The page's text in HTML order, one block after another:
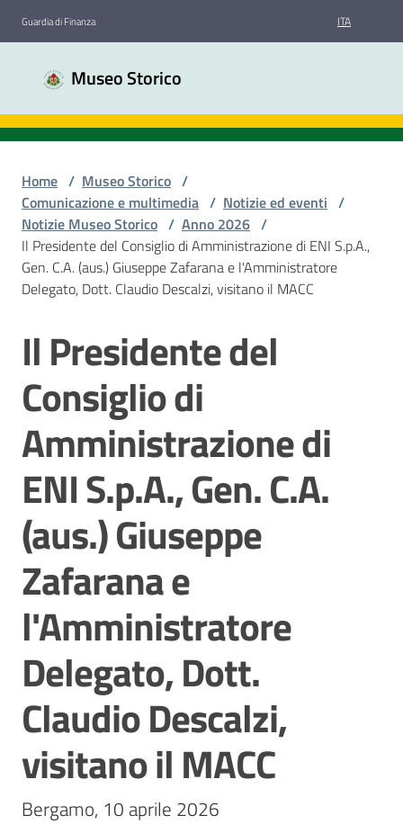
Guardia di Finanza ITA
Museo Storico
Storico
Guardia
di
Chi
siamo
espositive
Comunicazione
e
multimedia
Amministrazione
trasparente
Chi siamo
Cosa facciamo
Comunicazione
e media
Home / Museo Storico /
Comunicazione e multimedia / Notizie ed eventi /
Notizie Museo Storico / Anno 2026 /
Il Presidente del Consiglio di Amministrazione di ENI S.p.A.,
Gen. C.A. (aus.) Giuseppe Zafarana e l'Amministratore
Delegato, Dott. Claudio Descalzi, visitano il MACC
Salta al contenuto
Il Presidente del
Consiglio di
Amministrazione di
ENI S.p.A., Gen. C.A.
(aus.) Giuseppe
Zafarana e
l'Amministratore
Delegato, Dott.
Claudio Descalzi,
visitano il MACC
Bergamo, 10 aprile 2026